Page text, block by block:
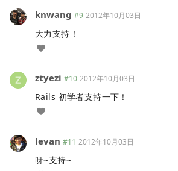
knwang #9 2012年10月03日
大力支持！
ztyezi #10 2012年10月03日
Rails 初学者支持一下！
levan #11 2012年10月03日
呀~支持~